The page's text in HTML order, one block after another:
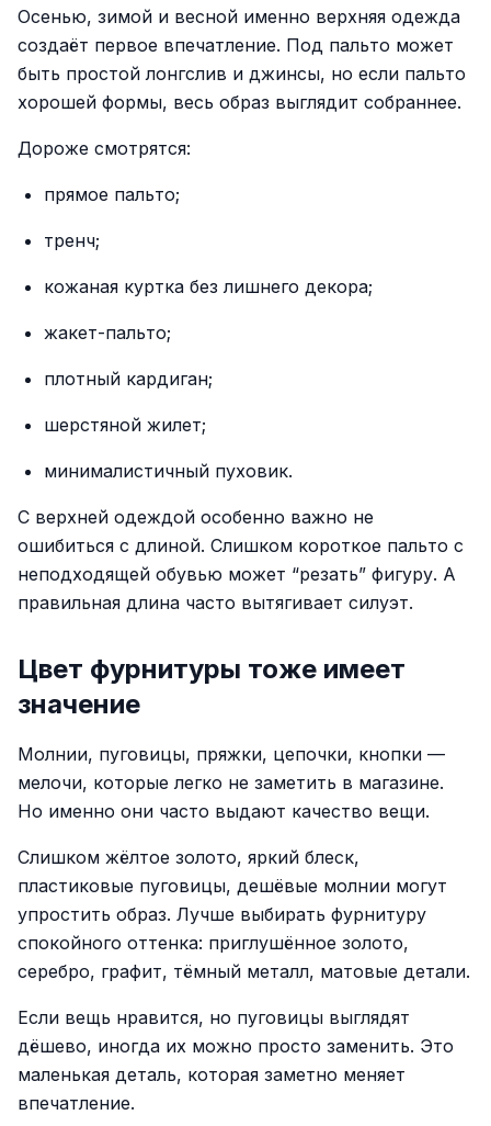
Осенью, зимой и весной именно верхняя одежда
создаёт первое впечатление. Под пальто может
быть простой лонгслив и джинсы, но если пальто
хорошей формы, весь образ выглядит собраннее.
Дороже смотрятся:
прямое пальто;
тренч;
кожаная куртка без лишнего декора;
жакет-пальто;
плотный кардиган;
шерстяной жилет;
минималистичный пуховик.
С верхней одеждой особенно важно не
ошибиться с длиной. Слишком короткое пальто с
неподходящей обувью может “резать” фигуру. А
правильная длина часто вытягивает силуэт.
Цвет фурнитуры тоже имеет
значение
Молнии, пуговицы, пряжки, цепочки, кнопки —
мелочи, которые легко не заметить в магазине.
Но именно они часто выдают качество вещи.
Слишком жёлтое золото, яркий блеск,
пластиковые пуговицы, дешёвые молнии могут
упростить образ. Лучше выбирать фурнитуру
спокойного оттенка: приглушённое золото,
серебро, графит, тёмный металл, матовые детали.
Если вещь нравится, но пуговицы выглядят
дёшево, иногда их можно просто заменить. Это
маленькая деталь, которая заметно меняет
впечатление.